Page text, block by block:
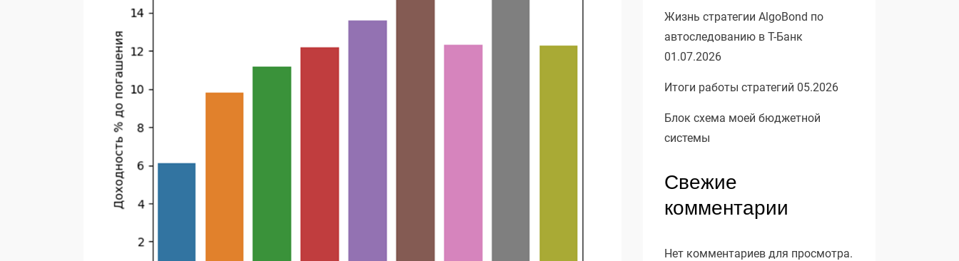
Жизнь стратегии AlgoBond по
автоследованию в Т-Банк
01.07.2026
Итоги работы стратегий 05.2026
Блок схема моей бюджетной
системы
Свежие
комментарии
Нет комментариев для просмотра.